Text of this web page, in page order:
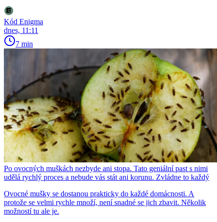
Kód Enigma
dnes, 11:11
7 min
Po ovocných muškách nezbyde ani stopa. Tato geniální past s nimi
udělá rychlý proces a nebude vás stát ani korunu. Zvládne to každý
Ovocné mušky se dostanou prakticky do každé domácnosti. A
protože se velmi rychle množí, není snadné se jich zbavit. Několik
možností tu ale je.